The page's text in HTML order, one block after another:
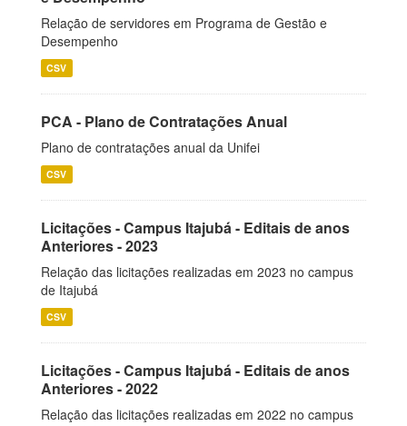
Relação de servidores em Programa de Gestão e
Desempenho
CSV
PCA - Plano de Contratações Anual
Plano de contratações anual da Unifei
CSV
Licitações - Campus Itajubá - Editais de anos
Anteriores - 2023
Relação das licitações realizadas em 2023 no campus
de Itajubá
CSV
Licitações - Campus Itajubá - Editais de anos
Anteriores - 2022
Relação das licitações realizadas em 2022 no campus